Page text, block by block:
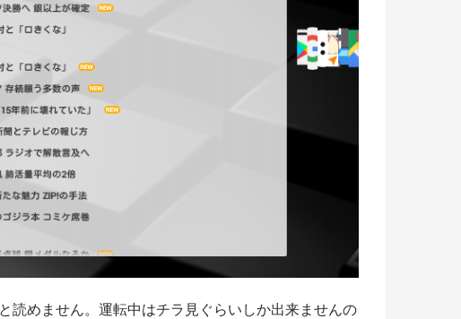
読めません。運転中はチラ見ぐらいしか出来ませんの